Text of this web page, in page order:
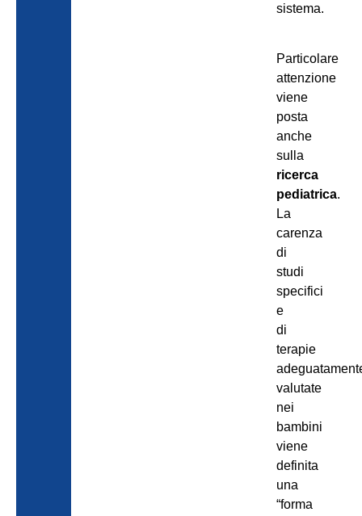
sistema.
Particolare
attenzione
viene
posta
anche
sulla
ricerca
pediatrica.
La
carenza
di
studi
specifici
e
di
terapie
valutate
nei
bambini
viene
definita
una
“forma